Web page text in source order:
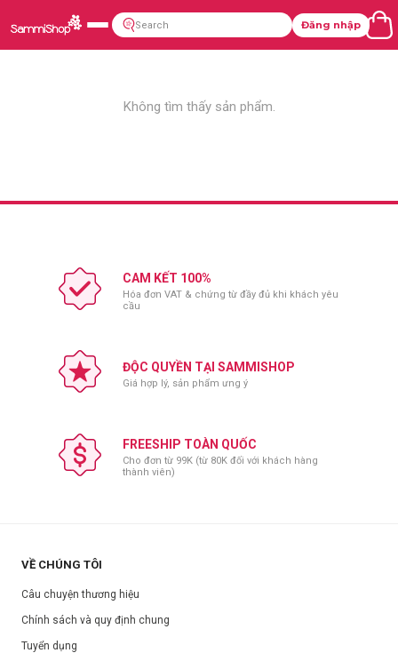
Đăng nhập
Không tìm thấy sản phẩm.
CAM KẾT 100%
Hóa đơn VAT & chứng từ đầy đủ khi khách yêu
cầu
ĐỘC QUYỀN TẠI SAMMISHOP
Giá hợp lý, sản phẩm ưng ý
FREESHIP TOÀN QUỐC
Cho đơn từ 99K (từ 80K đối với khách hàng
thành viên)
VỀ CHÚNG TÔI
Câu chuyện thương hiệu
Chính sách và quy định chung
Tuyển dụng